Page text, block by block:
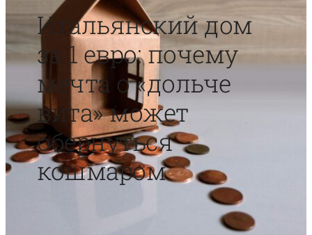
Итальянский дом
за 1 евро: почему
мечта о «дольче
вита» может
обернуться
кошмаром